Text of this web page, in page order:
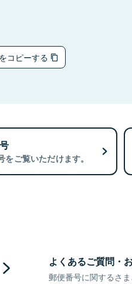
コピーする
ご覧いただけます。
よくあるご質問・
郵便番号に関するさ